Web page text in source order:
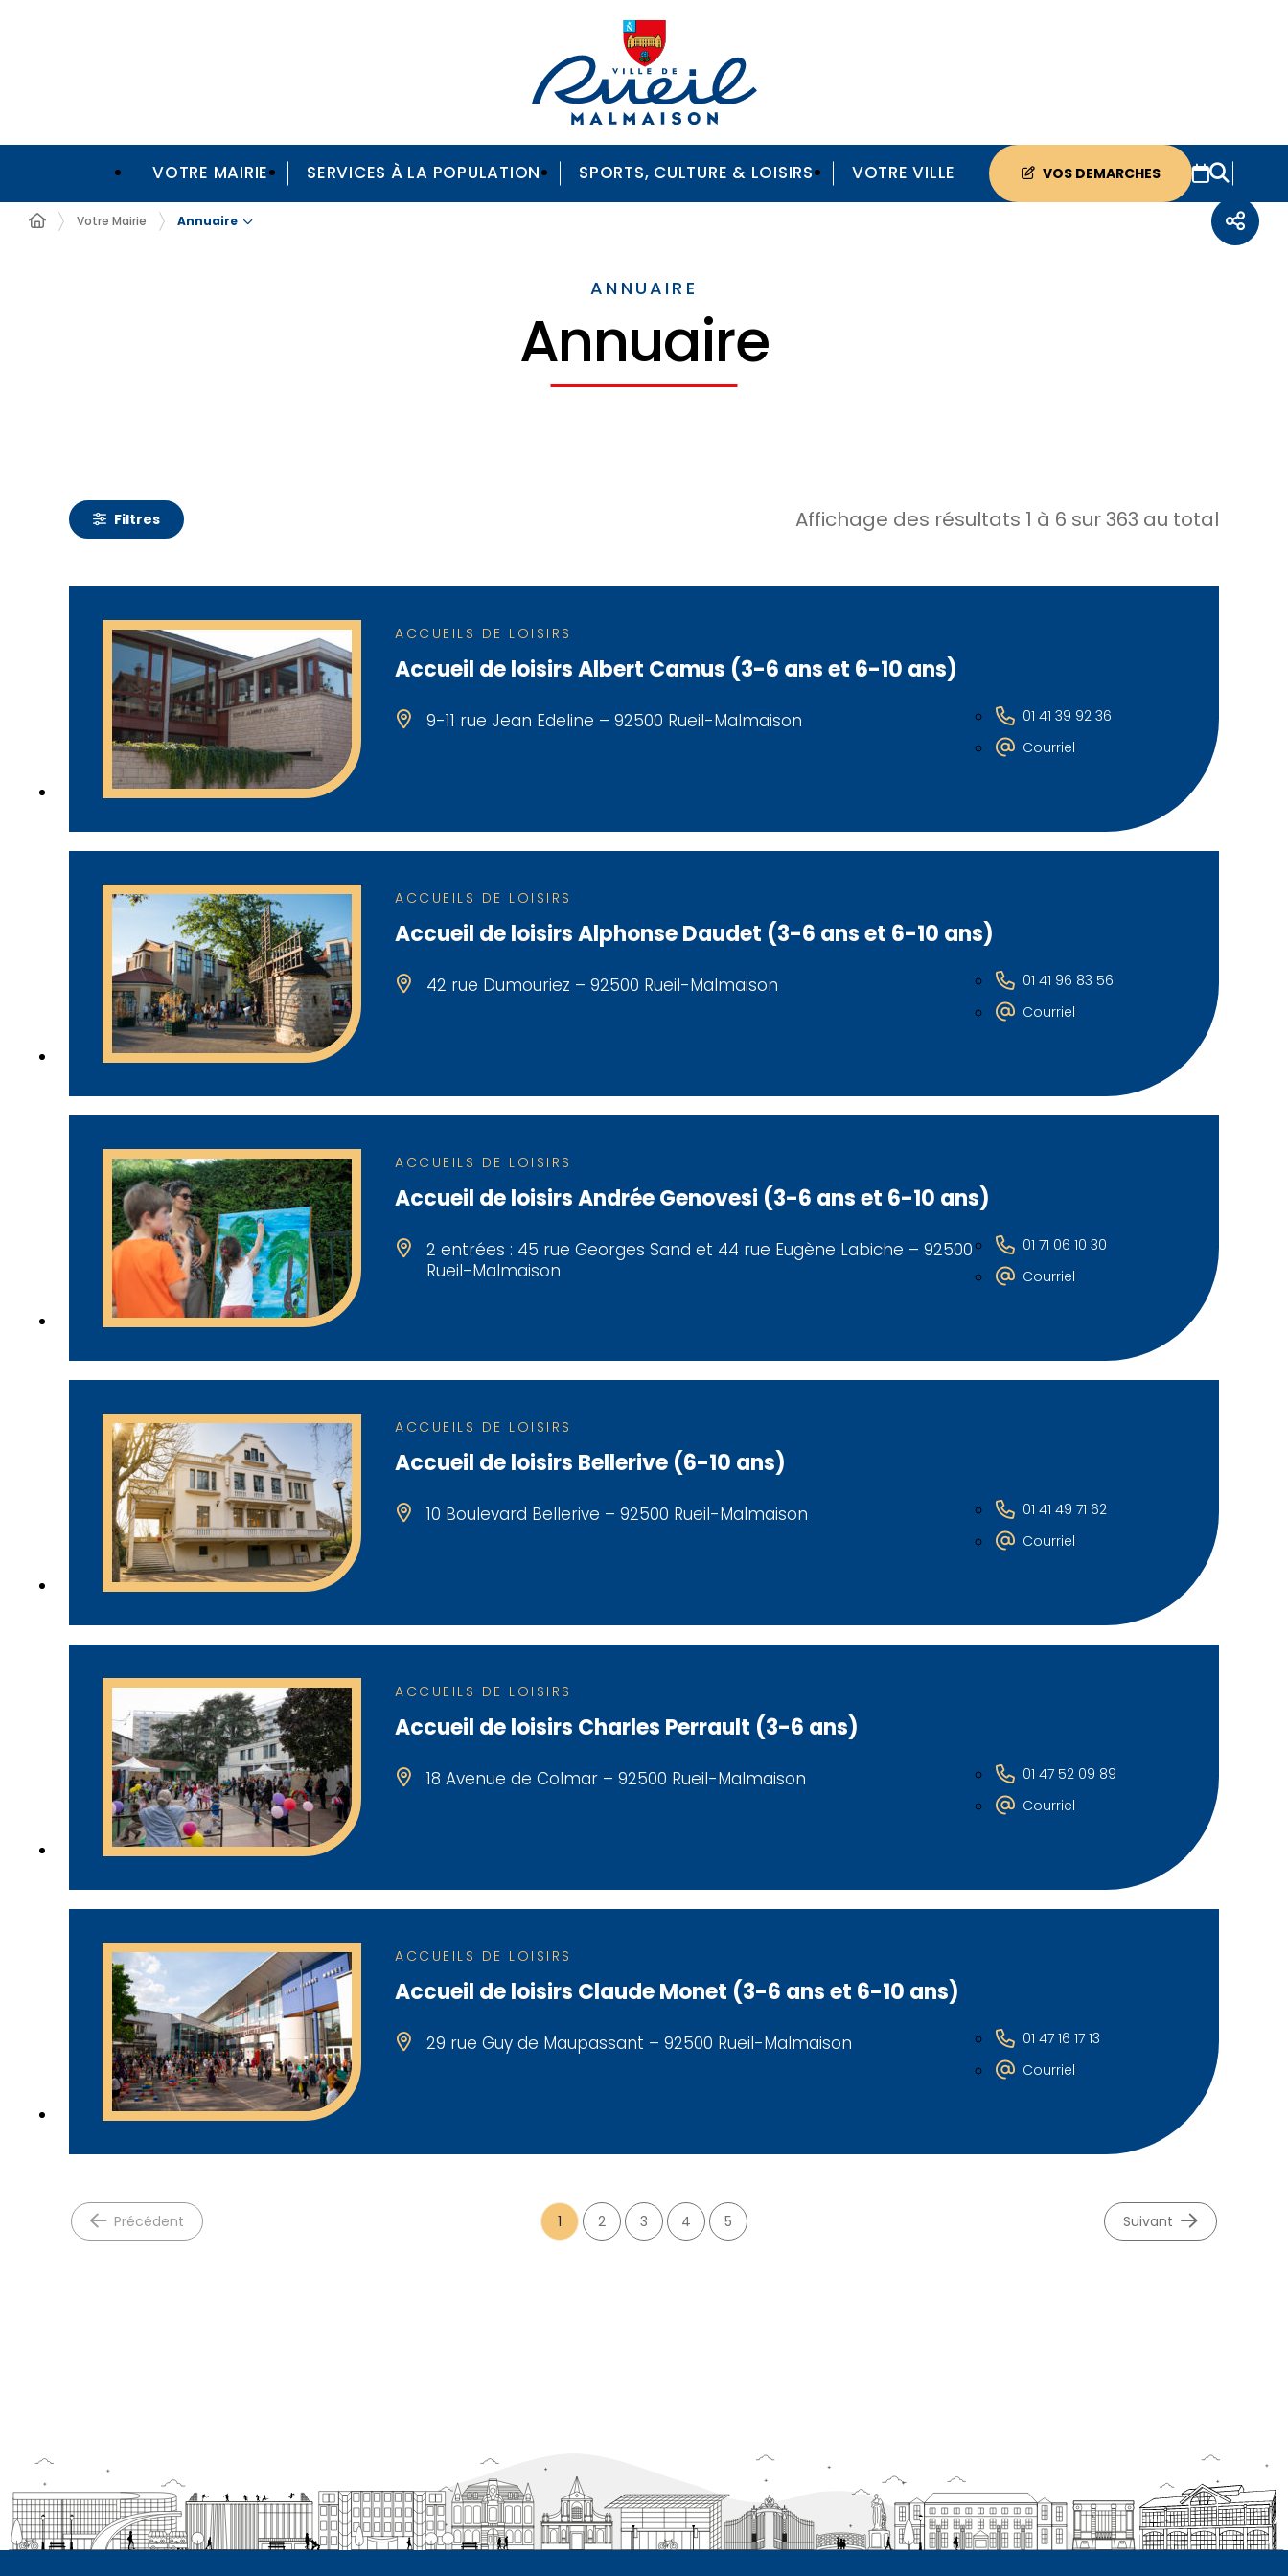
VOTRE MAIRIE SERVICES À LA POPULATION SPORTS, CULTURE & LOISIRS VOTRE VILLE VOS DEMARCHES
Votre Mairie Annuaire
ANNUAIRE
Annuaire
Filtres Affichage des résultats 1 à 6 sur363 au total
ACCUEILS DE LOISIRS
Accueil de loisirs Albert Camus (3-6 ans et 6-10 ans)
9-11 rue Jean Edeline – 92500 Rueil-Malmaison
01 41 39 92 36
Courriel
ACCUEILS DE LOISIRS
Accueil de loisirs Alphonse Daudet (3-6 ans et 6-10 ans)
42 rue Dumouriez – 92500 Rueil-Malmaison
01 41 96 83 56
Courriel
ACCUEILS DE LOISIRS
Accueil de loisirs Andrée Genovesi (3-6 ans et 6-10 ans)
2 entrées : 45 rue Georges Sand et 44 rue Eugène Labiche – 92500
Rueil-Malmaison
01 71 06 10 30
Courriel
ACCUEILS DE LOISIRS
Accueil de loisirs Bellerive (6-10 ans)
10 Boulevard Bellerive – 92500 Rueil-Malmaison
01 41 49 71 62
Courriel
ACCUEILS DE LOISIRS
Accueil de loisirs Charles Perrault (3-6 ans)
18 Avenue de Colmar – 92500 Rueil-Malmaison
01 47 52 09 89
Courriel
ACCUEILS DE LOISIRS
Accueil de loisirs Claude Monet (3-6 ans et 6-10 ans)
29 rue Guy de Maupassant – 92500 Rueil-Malmaison
01 47 16 17 13
Courriel
précédent 1 2 3 4 5 suivant